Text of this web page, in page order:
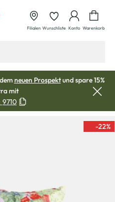
Filialen Wunschliste Konto Warenkorb
neuen Prospektund spare 15%
mit
9710
-22%